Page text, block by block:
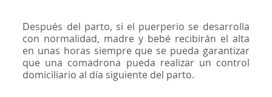
Después del parto, si el puerperio se desarrolla
con normalidad, madre y bebé recibirán el alta
en unas horas siempre que se pueda garantizar
que una comadrona pueda realizar un control
domiciliario al día siguiente del parto.